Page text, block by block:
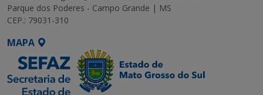
Parque dos Poderes - Campo Grande | MS
CEP.: 79031-310
MAPA